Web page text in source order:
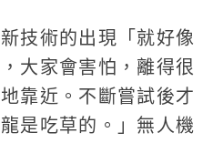
技術的出現「就好像
大家會害怕，離得很
靠近。不斷嘗試後才
是吃草的。」無人機